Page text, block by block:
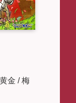
金 / 梅